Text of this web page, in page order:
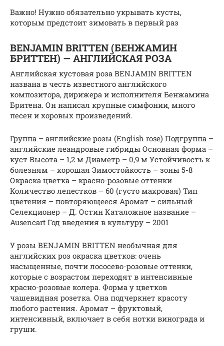
Важно! Нужно обязательно укрывать кусты,
которым предстоит зимовать в первый раз
BENJAMIN BRITTEN (БЕНЖАМИН
БРИТТЕН) — АНГЛИЙСКАЯ РОЗА
Английская кустовая роза BENJAMIN BRITTEN
названа в честь известного английского
композитора, дирижера и исполнителя Бенжамина
Бритена. Он написал крупные симфонии, много
песен и хоровых произведений.
Группа – английские розы (English rose) Подгруппа –
английские леандровые гибриды Основная форма –
куст Высота – 1,2 м Диаметр – 0,9 м Устойчивость к
болезням – хорошая Зимостойкость – зоны 5-8
Окраска цветка – красно-розовые оттенки
Количество лепестков – 60 (густо махровая) Тип
цветения – повторяющееся Аромат – сильный
Селекционер – Д. Остин Каталожное название –
Ausencart Год введения в культуру – 2001
У розы BENJAMIN BRITTEN необычная для
английских роз окраска цветков: очень
насыщенные, почти лососево-розовые оттенки,
которые с возрастом переходят в интенсивные
красно-розовые колера. Форма у цветков
чашевидная розетка. Она подчеркнет красоту
любого растения. Аромат – фруктовый,
интенсивный, включает в себя нотки винограда и
груши.